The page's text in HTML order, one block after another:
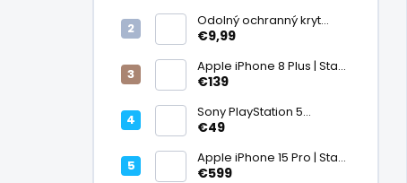
Odolný ochranný kryt
transparentný
€9,99
Apple iPhone 8 Plus | Stav:
Vynikajúci – A
€139
Sony PlayStation 5
DualSense bezdrôtový
Vynikajúci – A
€49
Apple iPhone 15 Pro | Stav:
Vynikajúci – A
€599